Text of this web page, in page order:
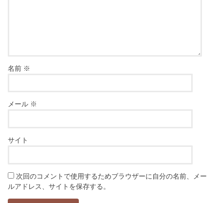
名前 ※
メール ※
サイト
次回のコメントで使用するためブラウザーに自分の名前、メー
ルアドレス、サイトを保存する。